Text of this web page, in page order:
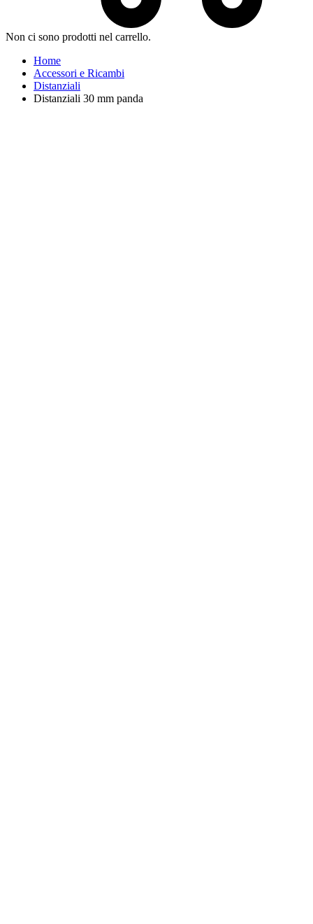
Non ci sono prodotti nel carrello.
Home
Accessori e Ricambi
Distanziali
Distanziali 30 mm panda